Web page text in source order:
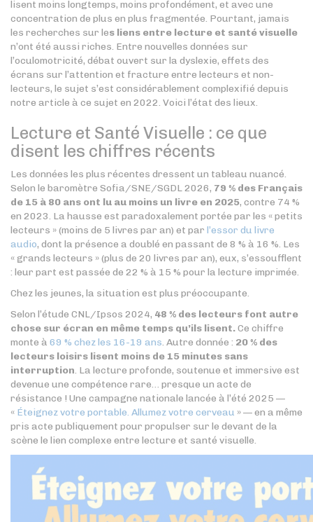
lisent moins longtemps, moins profondément, et avec une
concentration de plus en plus fragmentée. Pourtant, jamais
les recherches sur les liens entre lecture et santé visuelle
n’ont été aussi riches. Entre nouvelles données sur
l’oculomotricité, débat ouvert sur la dyslexie, effets des
écrans sur l’attention et fracture entre lecteurs et non-
lecteurs, le sujet s’est considérablement complexifié depuis
notre article à ce sujet en 2022. Voici l’état des lieux.
Lecture et Santé Visuelle : ce que
disent les chiffres récents
Les données les plus récentes dressent un tableau nuancé.
Selon le baromètre Sofia/SNE/SGDL 2026, 79 % des Français
de 15 à 80 ans ont lu au moins un livre en 2025, contre 74 %
en 2023. La hausse est paradoxalement portée par les « petits
lecteurs » (moins de 5 livres par an) et par l’essor du livre
audio, dont la présence a doublé en passant de 8 % à 16 %. Les
« grands lecteurs » (plus de 20 livres par an), eux, s’essoufflent
: leur part est passée de 22 % à 15 % pour la lecture imprimée.
Chez les jeunes, la situation est plus préoccupante.
Selon l’étude CNL/Ipsos 2024, 48 % des lecteurs font autre
chose sur écran en même temps qu’ils lisent.Ce chiffre
monte à 69 % chez les 16-19 ans. Autre donnée : 20 % des
lecteurs loisirs lisent moins de 15 minutes sans
interruption. La lecture profonde, soutenue et immersive est
devenue une compétence rare… presque un acte de
résistance ! Une campagne nationale lancée à l’été 2025 —
« Éteignez votre portable. Allumez votre cerveau » — en a même
pris acte publiquement pour propulser sur le devant de la
scène le lien complexe entre lecture et santé visuelle.